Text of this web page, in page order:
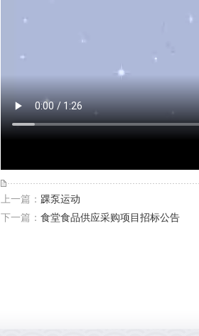
上一篇： 踝泵运动
下一篇： 食堂食品供应采购项目招标公告